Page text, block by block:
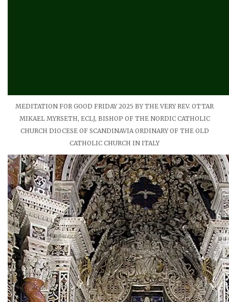
MEDITATION FOR GOOD FRIDAY 2025 BY THE VERY REV. OTTAR
MIKAEL MYRSETH, ECLJ, BISHOP OF THE NORDIC CATHOLIC
CHURCH DIOCESE OF SCANDINAVIA ORDINARY OF THE OLD
CATHOLIC CHURCH IN ITALY